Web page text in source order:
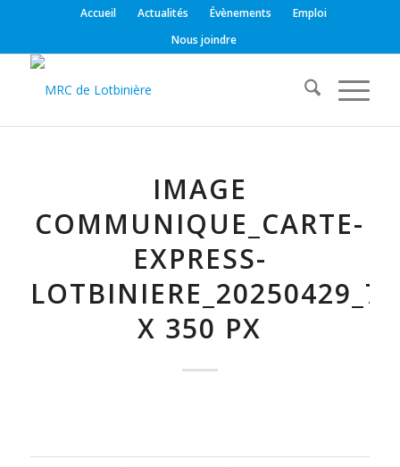
Accueil Actualités Évènements
Emploi
Nous joindre
IMAGE
COMMUNIQUE_CARTE-
EXPRESS-
X 350 PX